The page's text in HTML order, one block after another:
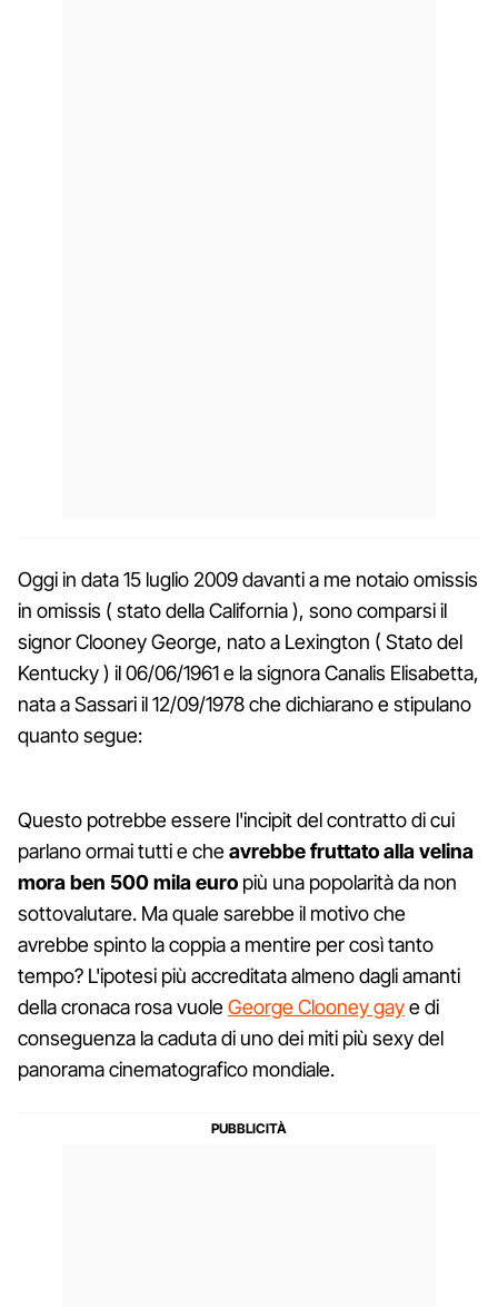
Oggi in data 15 luglio 2009 davanti a me notaio omissis
in omissis ( stato della California ), sono comparsi il
signor Clooney George, nato a Lexington ( Stato del
Kentucky ) il 06/06/1961 e la signora Canalis Elisabetta,
nata a Sassari il 12/09/1978 che dichiarano e stipulano
quanto segue:
Questo potrebbe essere l'incipit del contratto di cui
parlano ormai tutti e cheavrebbe fruttato alla velina
mora ben 500 mila euro più una popolarità da non
sottovalutare. Ma quale sarebbe il motivo che
avrebbe spinto la coppia a mentire per così tanto
tempo? L'ipotesi più accreditata almeno dagli amanti
della cronaca rosa vuoleGeorge Clooney gaye di
conseguenza la caduta di uno dei miti più sexy del
panorama cinematografico mondiale.